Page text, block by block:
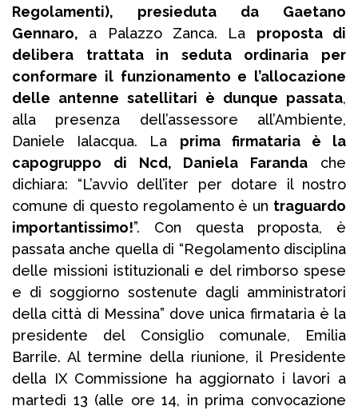
Regolamenti), presieduta da Gaetano
Gennaro, a Palazzo Zanca. La proposta di
delibera trattata in seduta ordinaria per
conformare il funzionamento e l’allocazione
delle antenne satellitari è dunque passata,
alla presenza dell’assessore all’Ambiente,
Daniele Ialacqua. La prima firmataria è la
capogruppo di Ncd, Daniela Faranda che
dichiara: “L’avvio dell’iter per dotare il nostro
comune di questo regolamento è un traguardo
importantissimo!”. Con questa proposta, è
passata anche quella di “Regolamento disciplina
delle missioni istituzionali e del rimborso spese
e di soggiorno sostenute dagli amministratori
della città di Messina” dove unica firmataria è la
presidente del Consiglio comunale, Emilia
Barrile. Al termine della riunione, il Presidente
della IX Commissione ha aggiornato i lavori a
martedì 13 (alle ore 14, in prima convocazione